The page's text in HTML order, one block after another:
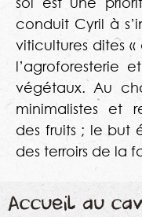
conduit Cyril à
viticultures dites
l’agroforesterie
végétaux. Au
minimalistes et
des fruits ; le but
des terroirs de la
Accueil au